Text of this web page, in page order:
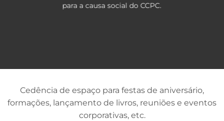
para a causa social do CCPC.
Cedência de espaço para festas de aniversário,
formações, lançamento de livros, reuniões e eventos
corporativas, etc.